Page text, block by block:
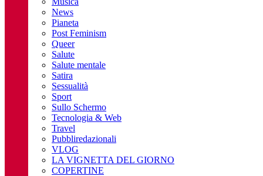
News
Pianeta
Post Feminism
Queer
Salute
Salute mentale
Satira
Sessualità
Sport
Sullo Schermo
Tecnologia & Web
Travel
Pubbliredazionali
VLOG
LA VIGNETTA DEL GIORNO
COPERTINE